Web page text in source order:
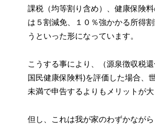
課税（均等割り含め）、健康保険
は５割減免、１０％強かかる所得
うといった形になっています。
こうする事により、（源泉徴収税
国民健康保険料)を評価した場合、
未満で申告するよりもメリットが大
但し、これは我が家のわずかなが